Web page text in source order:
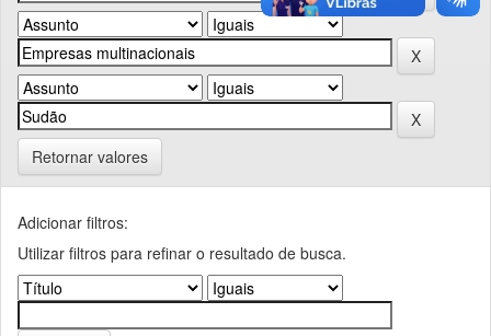
Retornar valores
Adicionar filtros:
Utilizar filtros para refinar o resultado de busca.